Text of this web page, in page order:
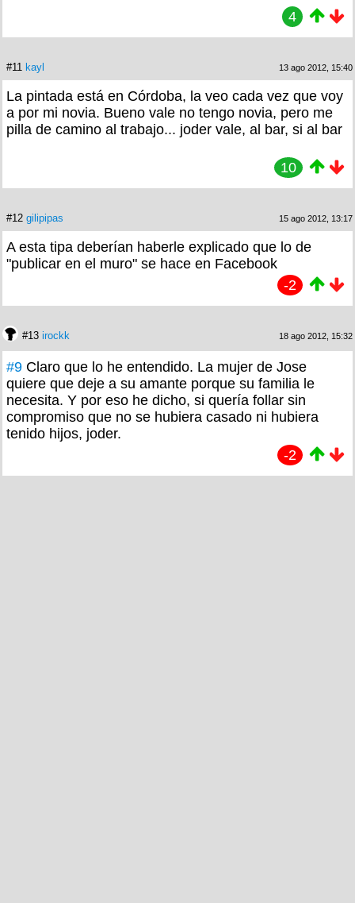
4
#11 kayl 13 ago 2012, 15:40
La pintada está en Córdoba, la veo cada vez que voy
a por mi novia. Bueno vale no tengo novia, pero me
pilla de camino al trabajo... joder vale, al bar, si al bar
10
#12 gilipipas 15 ago 2012, 13:17
A esta tipa deberían haberle explicado que lo de
"publicar en el muro" se hace en Facebook
-2
#13 irockk 18 ago 2012, 15:32
#9 Claro que lo he entendido. La mujer de Jose
quiere que deje a su amante porque su familia le
necesita. Y por eso he dicho, si quería follar sin
compromiso que no se hubiera casado ni hubiera
tenido hijos, joder.
-2